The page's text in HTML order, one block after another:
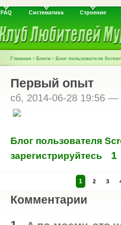
FAQ Систематика Строение
Главная › Блоги › Блог пользователя
Первый опыт
сб, 2014-06-28 19:56 —
Блог пользователя
зарегистрируйтесь
1
1 2 3
Комментарии